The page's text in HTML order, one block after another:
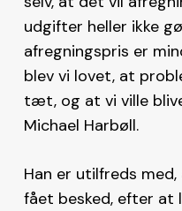
udgifter heller ikke
afregningspris er
blev vi lovet, at
tæt, og at vi ville
Michael Harbøll.
Han er utilfreds
fået besked, efter at